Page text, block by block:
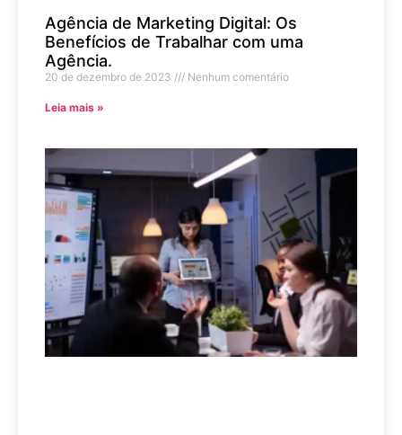
Agência de Marketing Digital: Os
Benefícios de Trabalhar com uma
Agência.
20 de dezembro de 2023 Nenhum comentário
Leia mais »